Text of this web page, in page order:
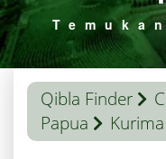
Qibla Finder
Papua
Kurima